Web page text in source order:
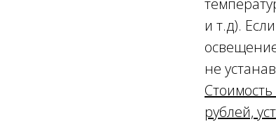
и т.д).
не
рублей,